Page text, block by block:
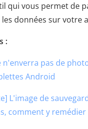
qui vous permet de
données sur votre
:
n'enverra pas de
Android
L'image de
comment y remédier